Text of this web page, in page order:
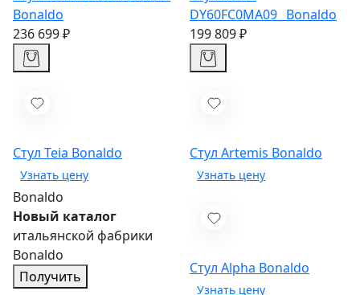
Bonaldo
236 699 ₽
DY60FC0MA09_ Bonaldo
199 809 ₽
Стул Teia Bonaldo Стул Artemis Bonaldo
Bonaldo
Новый каталог
итальянской фабрики
Bonaldo
Получить
Стул Alpha Bonaldo